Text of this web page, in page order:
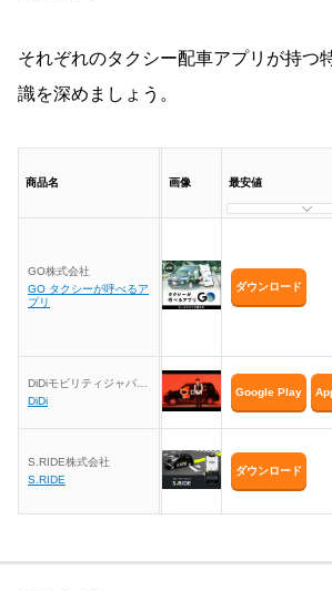
それぞれのタクシー配車アプリが持つ
識を深めましょう。
商品名 画像 最安値
GO株式会社
GO タクシーが呼べるア
プリ
ダウンロード
DiDiモビリティジャパン
株式会社
DiDi
Google Play
S.RIDE株式会社
S.RIDE
ダウンロード